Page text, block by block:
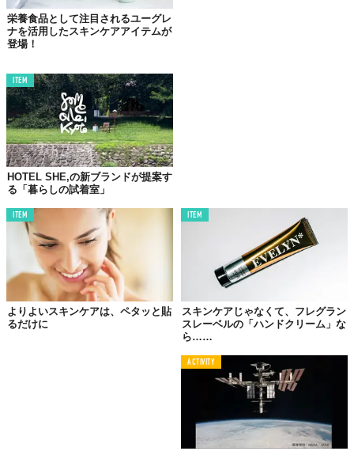
@skylerreneee drugstore dupes that are better than the
original #drugstoremakeup #affordablemakeup
sound - Sky
「成分ダマシ」は大歓迎
背景にある消費者の意識変化
栄養食品として注目されるユーグレ
ナを活用したスキンケアアイテムが
登場！
ITEM
HOTEL SHE,の新ブランドが提案す
る「暮らしの試着室」
ITEM
よりよいスキンケアは、ペタッと貼
るだけに
ITEM
スキンケアじゃなくて、フレグラン
スレーベルの「ハンドクリーム」な
ら……
ACTIVITY